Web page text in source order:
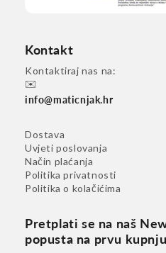
Kontakt
Kontaktiraj nas na:
✉️
info@maticnjak.hr
Dostava
Uvjeti poslovanja
Način plaćanja
Politika privatnosti
Politika o kolačićima
Pretplati se na naš
popusta na prvu